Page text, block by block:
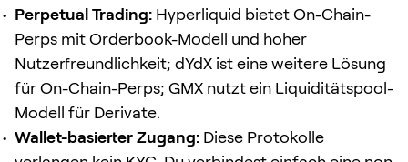
Perpetual Trading: Hyperliquid bietet On-Chain-
Perps mit Orderbook-Modell und hoher
Nutzerfreundlichkeit; dYdX ist eine weitere Lösung
für On-Chain-Perps; GMX nutzt ein Liquiditätspool-
Modell für Derivate.
Wallet-basierter Zugang: Diese Protokolle